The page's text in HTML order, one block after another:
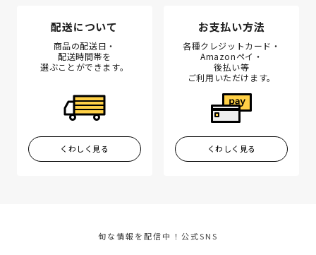
配送について
商品の配送日・
配送時間帯を
選ぶことができます。
くわしく見る
お支払い方法
各種クレジットカード・
Amazonペイ・
後払い等
ご利用いただけます。
くわしく見る
旬な情報を配信中！公式SNS